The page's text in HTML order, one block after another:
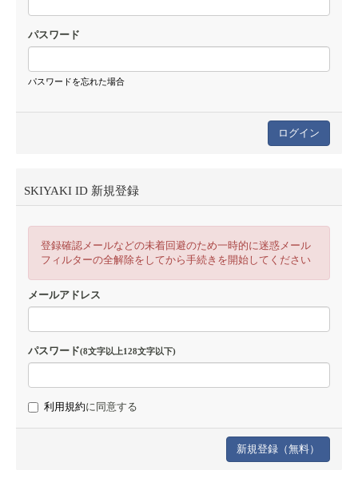
パスワード
パスワードを忘れた場合
SKIYAKI ID 新規登録
登録確認メールなどの未着回避のため一時的に迷惑メール
フィルターの全解除をしてから手続きを開始してください
メールアドレス
パスワード(8文字以上128文字以下)
利用規約に同意する